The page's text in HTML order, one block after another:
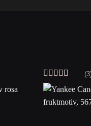
Betygsatt
5
av 5